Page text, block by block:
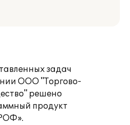
задач
ООО "Торгово-
решено
продукт